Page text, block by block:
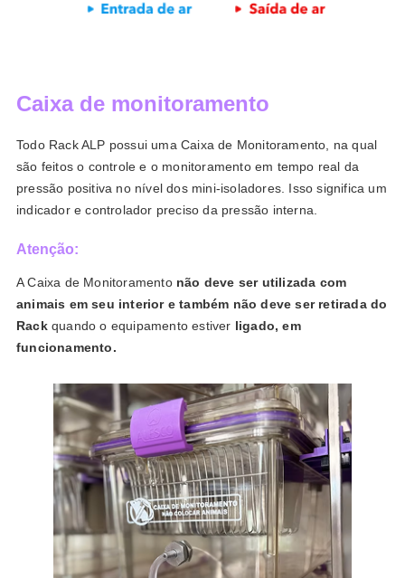
Caixa de monitoramento
Todo Rack ALP possui uma Caixa de Monitoramento, na qual
são feitos o controle e o monitoramento em tempo real da
pressão positiva no nível dos mini-isoladores. Isso significa um
indicador e controlador preciso da pressão interna.
Atenção:
A Caixa de Monitoramento não deve ser utilizada com
animais em seu interior e também não deve ser retirada do
Rackquando o equipamento estiver ligado, em
funcionamento.